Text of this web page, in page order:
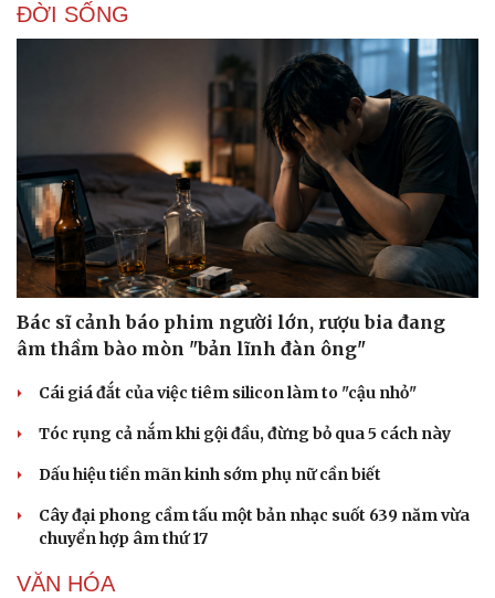
ĐỜI SỐNG
Bác sĩ cảnh báo phim người lớn, rượu bia đang
âm thầm bào mòn "bản lĩnh đàn ông"
Cái giá đắt của việc tiêm silicon làm to "cậu nhỏ"
Tóc rụng cả nắm khi gội đầu, đừng bỏ qua 5 cách này
Dấu hiệu tiền mãn kinh sớm phụ nữ cần biết
Cây đại phong cầm tấu một bản nhạc suốt 639 năm vừa
chuyển hợp âm thứ 17
VĂN HÓA